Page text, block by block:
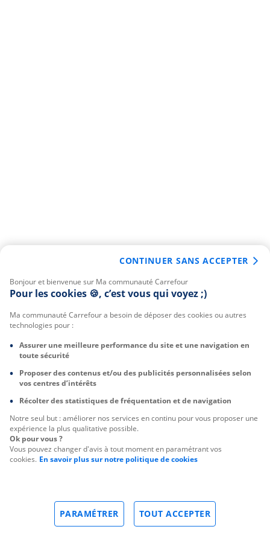
Bonjour et bienvenue sur Ma communauté Carrefour
Pour les cookies 🍪, c’est vous qui voyez ;)
Ma communauté Carrefour a besoin de déposer des cookies ou autres
technologies pour :
Assurer une meilleure performance du site et une navigation en
toute sécurité
Proposer des contenus et/ou des publicités personnalisées selon
vos centres d’intérêts
Récolter des statistiques de fréquentation et de navigation
Notre seul but : améliorer nos services en continu pour vous proposer une
expérience la plus qualitative possible.
Ok pour vous ?
Vous pouvez changer d'avis à tout moment en paramétrant vos
cookies. En savoir plus sur notre politique de cookies
TOUT ACCEPTER
PARAMÉTRER
CONTINUER SANS ACCEPTER